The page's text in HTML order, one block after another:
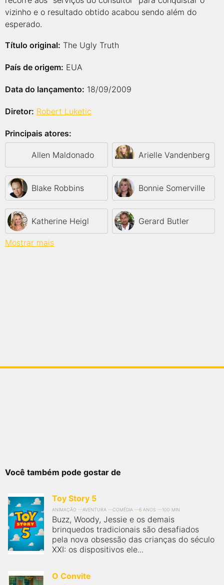
vizinho e o resultado obtido acabou sendo além do
esperado.
Título original: The Ugly Truth
País de origem: EUA
Data do lançamento: 18/09/2009
Diretor: Robert Luketic
Principais atores:
Allen Maldonado Arielle Vandenberg
Blake Robbins Bonnie Somerville
Katherine Heigl Gerard Butler
Mostrar mais
Você também pode gostar de
Toy Story 5
ANIMAÇÃO AVENTURA COMÉDIA 6 ANOS 100 MIN
Buzz, Woody, Jessie e os demais
brinquedos tradicionais são desafiados
pela nova obsessão das crianças do século
XXI: os dispositivos ele...
O Convite